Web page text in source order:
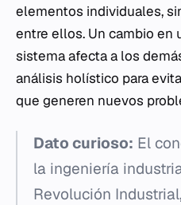
elementos individuales,
entre ellos. Un cambio en
sistema afecta a los
análisis holístico para
que generen nuevos
Dato curioso: El
la ingeniería
Revolución